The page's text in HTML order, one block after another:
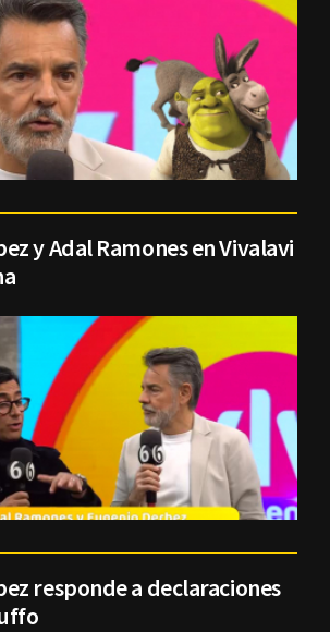
y Adal Ramones en Vivalavi
responde a declaraciones